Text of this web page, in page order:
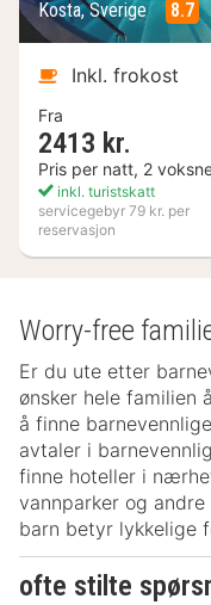
Kosta, Sverige 8.7
Inkl. frokost
Fra
2413 kr.
Pris per natt, 2
inkl. turistskatt
servicegebyr 79 kr. per
reservasjon
Worry-free
Er du ute etter
ønsker hele familien
å finne
avtaler i
finne hoteller i
vannparker og
barn betyr lykkelige
ofte stilte